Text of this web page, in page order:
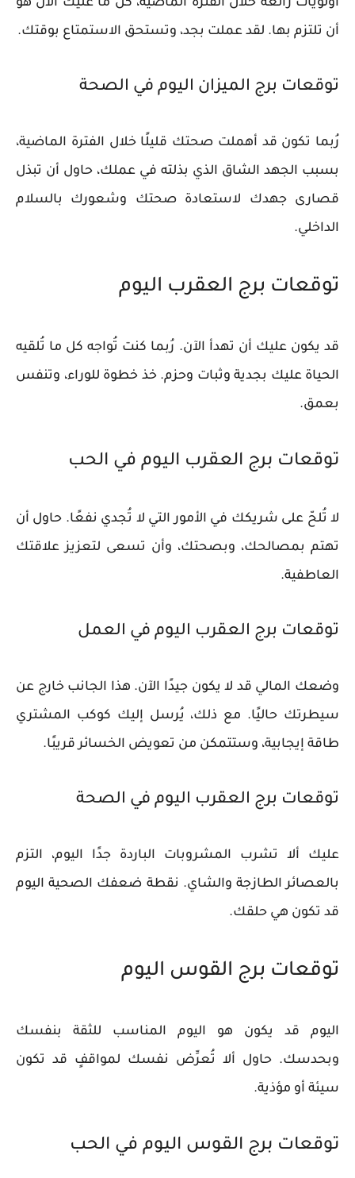
أولويات رائعة خلال الفترة الماضية، كل ما عليك الآن هو
أن تلتزم بها. لقد عملت بجد، وتستحق الاستمتاع بوقتك.
توقعات برج الميزان اليوم في الصحة
​​رُبما تكون قد أهملت صحتك قليلًا خلال الفترة الماضية،
بسبب الجهد الشاق الذي بذلته في عملك، حاول أن تبذل
قصارى جهدك لاستعادة صحتك وشعورك بالسلام
الداخلي.
توقعات برج العقرب اليوم
قد يكون عليك أن تهدأ الآن. رُبما كنت تُواجه كل ما تُلقيه
الحياة عليك بجدية وثبات وحزم. خذ خطوة للوراء، وتنفس
بعمق.
توقعات برج العقرب اليوم في الحب
لا تُلحّ على شريكك في الأمور التي لا تُجدي نفعًا. حاول أن
تهتم بمصالحك، وبصحتك، وأن تسعى لتعزيز علاقتك
العاطفية.
توقعات برج العقرب اليوم في العمل
وضعك المالي قد لا يكون جيدًا الآن. هذا الجانب خارج عن
سيطرتك حاليًا. مع ذلك، يُرسل إليك كوكب المشتري
طاقة إيجابية، وستتمكن من تعويض الخسائر قريبًا.
توقعات برج العقرب اليوم في الصحة
عليك ألا تشرب المشروبات الباردة جدًا اليوم، التزم
بالعصائر الطازجة والشاي. نقطة ضعفك الصحية اليوم
قد تكون هي حلقك.
توقعات برج القوس اليوم
اليوم قد يكون هو اليوم المناسب للثقة بنفسك
وبحدسك. حاول ألا تُعرِّض نفسك لمواقفٍ قد تكون
سيئة أو مؤذية.
توقعات برج القوس اليوم في الحب